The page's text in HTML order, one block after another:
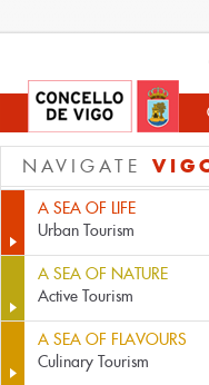
NAVIGATE
A SEA OF LIFE
Urban Tourism
A SEA OF NATURE
Active Tourism
A SEA OF FLAVOURS
Culinary Tourism